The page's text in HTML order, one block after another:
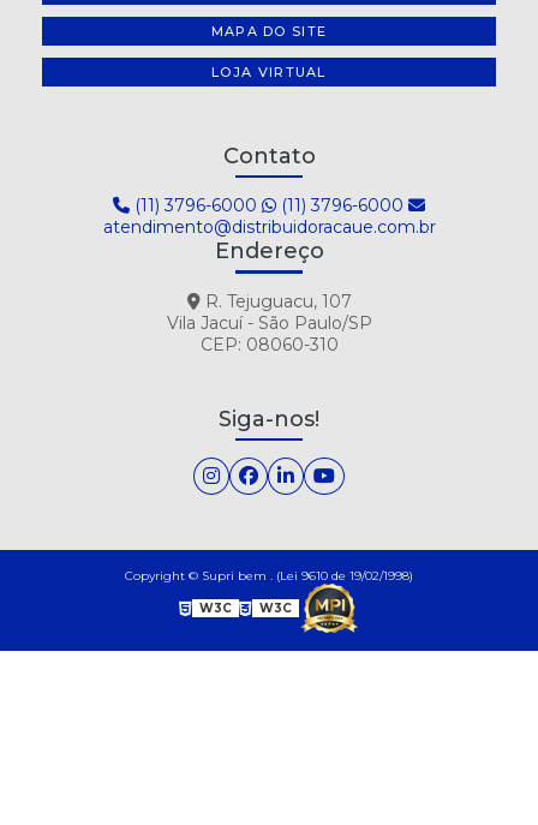
MAPA DO SITE
LOJA VIRTUAL
Contato
(11) 3796-6000
(11) 3796-6000
atendimento@distribuidoracaue.com.br
Endereço
R. Tejuguacu, 107
Vila Jacuí - São Paulo/SP
CEP: 08060-310
Siga-nos!
Copyright © Supri bem . (Lei 9610 de 19/02/1998)
W3C W3C